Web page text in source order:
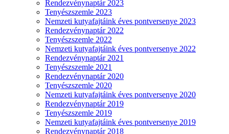
Rendezvénynaptár 2023
Tenyészszemle 2023
Nemzeti kutyafajtáink éves pontversenye 2023
Rendezvénynaptár 2022
Tenyészszemle 2022
Nemzeti kutyafajtáink éves pontversenye 2022
Rendezvénynaptár 2021
Tenyészszemle 2021
Rendezvénynaptár 2020
Tenyészszemle 2020
Nemzeti kutyafajtáink éves pontversenye 2020
Rendezvénynaptár 2019
Tenyészszemle 2019
Nemzeti kutyafajtáink éves pontversenye 2019
Rendezvénynaptár 2018